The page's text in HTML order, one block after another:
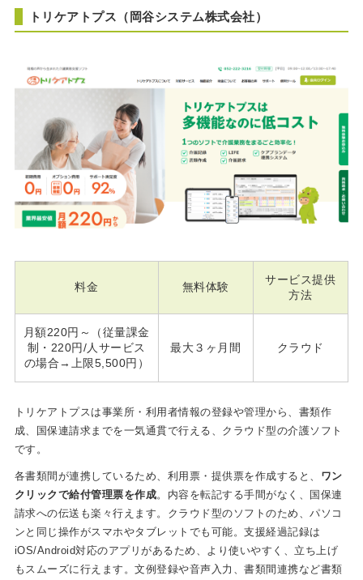
トリケアトプス（岡谷システム株式会社）
料金 無料体験
サービス提供
方法
月額220円～（従量課金
制・220円/人サービス
の場合→上限5,500円）
最大３ヶ月間 クラウド
トリケアトプスは事業所・利用者情報の登録や管理から、書類作
成、国保連請求までを一気通貫で行える、クラウド型の介護ソフト
です。
各書類間が連携しているため、利用票・提供票を作成すると、 ワン
クリックで給付管理票を作成。内容を転記する手間がなく、国保連
請求への伝送も楽々行えます。クラウド型のソフトのため、パソコ
ンと同じ操作がスマホやタブレットでも可能。支援経過記録は
iOS/Android対応のアプリがあるため、より使いやすく、立ち上げ
もスムーズに行えます。文例登録や音声入力、書類間連携など書類